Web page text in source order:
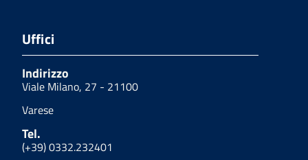
Uffici
Indirizzo
Viale Milano, 27 - 21100
Varese
Tel.
(+39) 0332.232401